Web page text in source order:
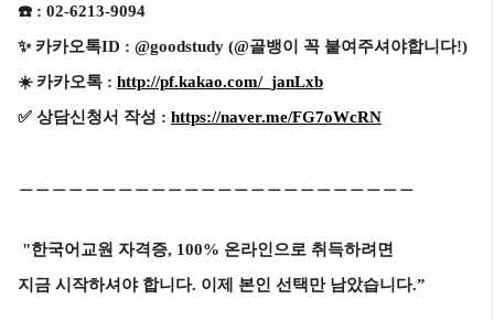
☎️: 02-6213-9094
✨ 카카오톡ID : @goodstudy (@골뱅이 꼭 붙여주셔야합니다!)
☀️카카오톡 : http://pf.kakao.com/_janLxb
✅ 상담신청서 작성 : https://naver.me/FG7oWcRN
"한국어교원 자격증, 100% 온라인으로 취득하려면
지금 시작하셔야 합니다. 이제 본인 선택만 남았습니다.”